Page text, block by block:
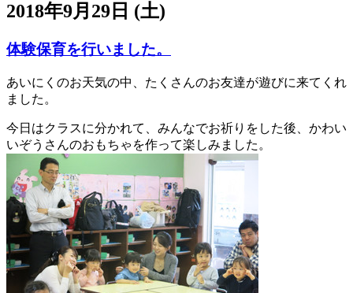
2018年9月29日 (土)
体験保育を行いました。
あいにくのお天気の中、たくさんのお友達が遊びに来てくれ
ました。
今日はクラスに分かれて、みんなでお祈りをした後、かわい
いぞうさんのおもちゃを作って楽しみました。